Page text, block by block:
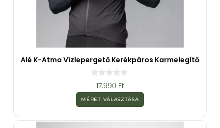
Alé K-Atmo Vízlepergető Kerékpáros Karmelegítő
z
5
b
ő
17.990 Ft
MÉRET VÁLASZTÁSA